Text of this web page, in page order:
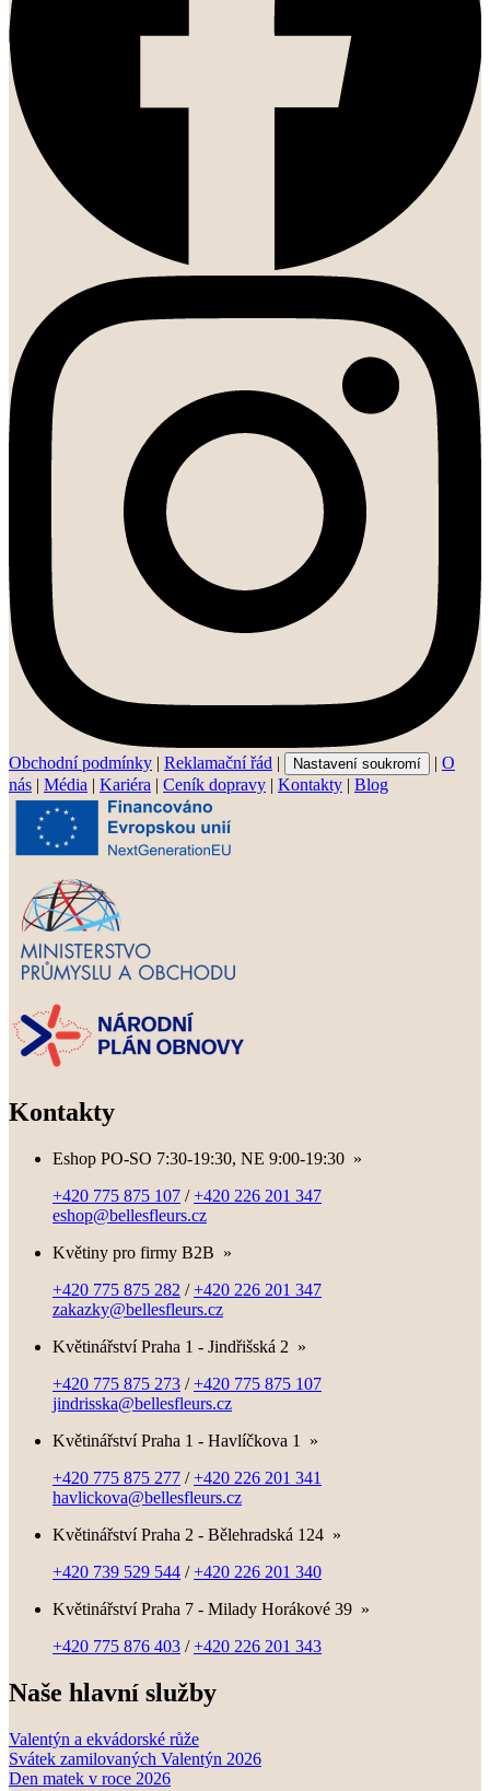
Obchodní podmínky | Reklamační řád | Nastavení soukromí | O
nás | Média | Kariéra | Ceník dopravy | Kontakty | Blog
Kontakty
Eshop PO-SO 7:30-19:30, NE 9:00-19:30 »
+420 775 875 107 /+420 226 201 347
eshop@bellesfleurs.cz
Květiny pro firmy B2B »
+420 775 875 282 /+420 226 201 347
zakazky@bellesfleurs.cz
Květinářství Praha 1 - Jindřišská 2 »
+420 775 875 273 /+420 775 875 107
jindrisska@bellesfleurs.cz
Květinářství Praha 1 - Havlíčkova 1
»
+420 775 875 277 /+420 226 201 341
havlickova@bellesfleurs.cz
Květinářství Praha 2 - Bělehradská 124 »
+420 739 529 544 /+420 226 201 340
Květinářství Praha 7 - Milady Horákové 39 »
+420 775 876 403 /+420 226 201 343
Naše hlavní služby
Valentýn a ekvádorské růže
Svátek zamilovaných Valentýn 2026
Den matek v roce 2026